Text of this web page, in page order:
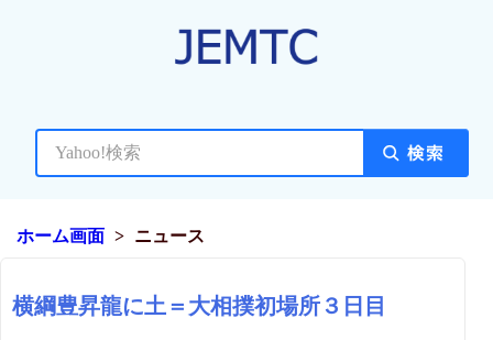
ホーム画面 ニュース
横綱豊昇龍に土＝大相撲初場所３日目